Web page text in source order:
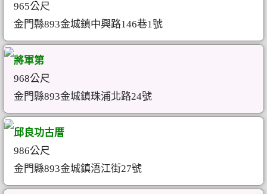
965公尺
金門縣893金城鎮中興路146巷1號
將軍第
968公尺
金門縣893金城鎮珠浦北路24號
邱良功古厝
986公尺
金門縣893金城鎮浯江街27號